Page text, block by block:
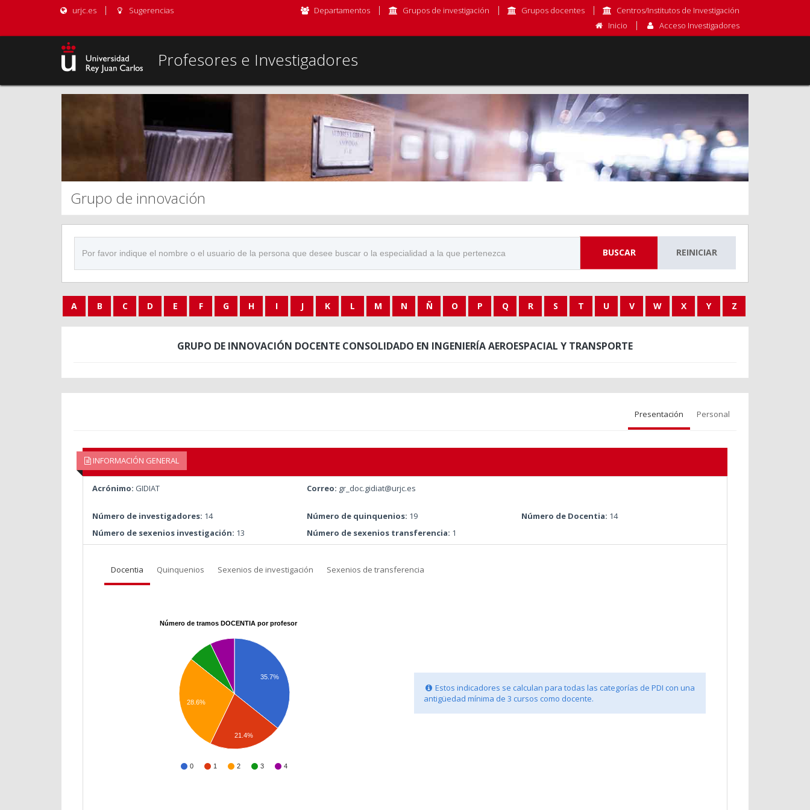
urjc.es Sugerencias Departamentos Grupos de investigación Grupos docentes
Centros/Institutos de Investigación
Inicio
Acceso Investigadores
Profesores e Investigadores
Grupo de innovación
BUSCAR REINICIAR
A B C D E F G H I J K L M N Ñ O P Q R S T U V W X Y Z
GRUPO DE INNOVACIÓN DOCENTE CONSOLIDADO EN INGENIERÍA AEROESPACIAL Y TRANSPORTE
Presentación Personal
INFORMACIÓN GENERAL
Acrónimo: GIDIAT Correo: gr_doc.gidiat@urjc.es
Número de investigadores: 14 Número de quinquenios: 19 Número de Docentia: 14
Número de sexenios investigación: 13 Número de sexenios transferencia: 1
Docentia Quinquenios Sexenios de investigación Sexenios de transferencia
Número de tramos DOCENTIA por profesor
0 1 2 3 4
35.7%
28.6%
21.4%
Estos indicadores se calculan para todas las categorías de PDI con una
antigüedad mínima de 3 cursos como docente.